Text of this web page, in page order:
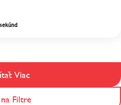
Viac
Filtre